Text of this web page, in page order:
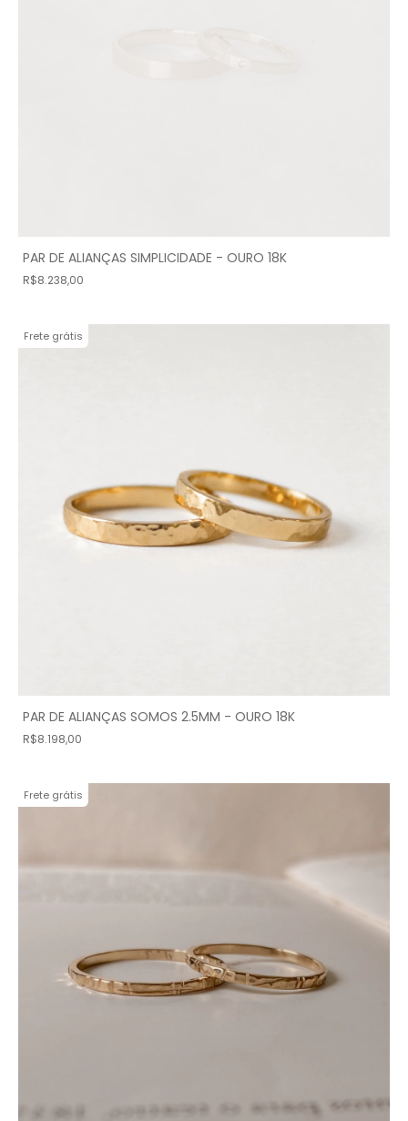
PAR DE ALIANÇAS SIMPLICIDADE - OURO 18K
R$8.238,00
Frete grátis
PAR DE ALIANÇAS SOMOS 2.5MM - OURO 18K
R$8.198,00
Frete grátis